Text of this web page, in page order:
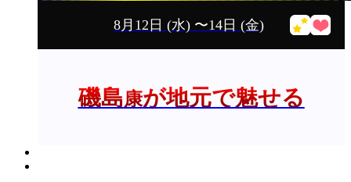
8月12日 (水)〜14日 (金)
磯島康が地元で魅せる